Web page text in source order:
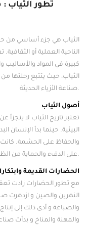
تطور الثياب :
الثياب هي جزء أساسي من
الناحية العملية أو
كبيرة في المواد والأساليب
الثياب، حيث يتتبع رحلتها
صناعة الأزياء الحديثة.
أصول الثياب
تعتبر تاريخ الثياب لا يتجزأ
البيئية. حينما بدأ الإنسان
والحفاظ على الحشمة. كانت
على الدفء والحماية من الظروف الجوية القاسية.
الحضارات القديمة
مع تطور الحضارات زادت
النهرين والصين و ازدهرت
والصباغة و أدى ذلك إلى
والمهنة والمناخ و بدأت